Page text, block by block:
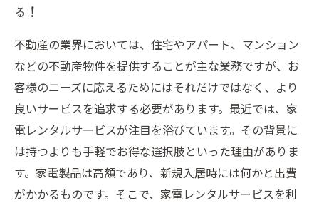
る！
不動産の業界においては、住宅やアパート、マンション
などの不動産物件を提供することが主な業務ですが、お
客様のニーズに応えるためにはそれだけではなく、より
良いサービスを追求する必要があります。最近では、家
電レンタルサービスが注目を浴びています。その背景に
は持つよりも手軽でお得な選択肢といった理由がありま
す。家電製品は高額であり、新規入居時には何かと出費
がかかるものです。そこで、家電レンタルサービスを利